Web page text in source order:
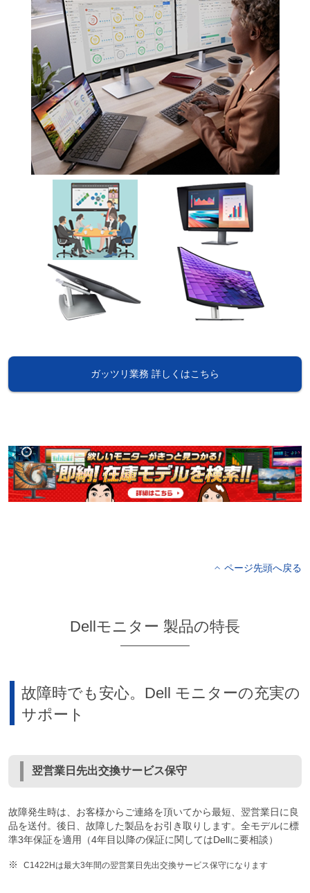
ガッツリ業務 詳しくはこちら
ページ先頭へ戻る
Dellモニター 製品の特長
故障時でも安心。Dell モニターの充実の
サポート
翌営業日先出交換サービス保守
故障発生時は、お客様からご連絡を頂いてから最短、翌営業日に良
品を送付。後日、故障した製品をお引き取りします。全モデルに標
準3年保証を適用（4年目以降の保証に関してはDellに要相談）
C1422Hは最大3年間の翌営業日先出交換サービス保守になります